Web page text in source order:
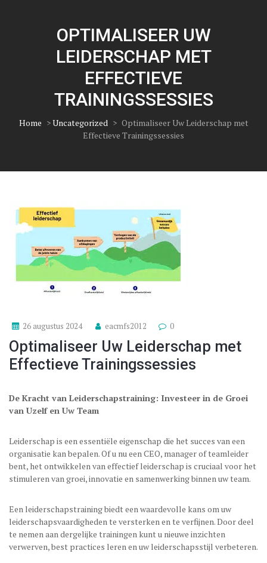
OPTIMALISEER UW
LEIDERSCHAP MET
EFFECTIEVE
TRAININGSSESSIES
Home >Uncategorized > Optimaliseer Uw Leiderschap met
Effectieve Trainingssessies
26 augustus 2024 eacmfs2012 0
Optimaliseer Uw Leiderschap met
Effectieve Trainingssessies
De Kracht van Leiderschapstraining: Investeer in de Groei
van Uzelf en Uw Team
Leiderschap is een essentiële eigenschap die het succes van een
organisatie kan bepalen. Of u nu een CEO, manager of teamleider
bent, het ontwikkelen van effectief leiderschap is cruciaal voor het
stimuleren van groei, innovatie en samenwerking binnen uw team.
Een leiderschapstraining biedt een waardevolle kans om uw
leiderschapsvaardigheden te versterken en te verfijnen. Door deel
te nemen aan dergelijke trainingen kunt u nieuwe inzichten
verwerven, best practices leren en uw leiderschapsstijl verbeteren.